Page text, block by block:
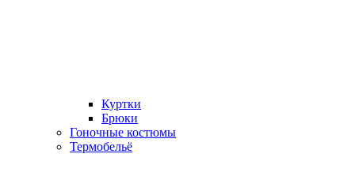
Куртки
Брюки
Гоночные костюмы
Термобельё